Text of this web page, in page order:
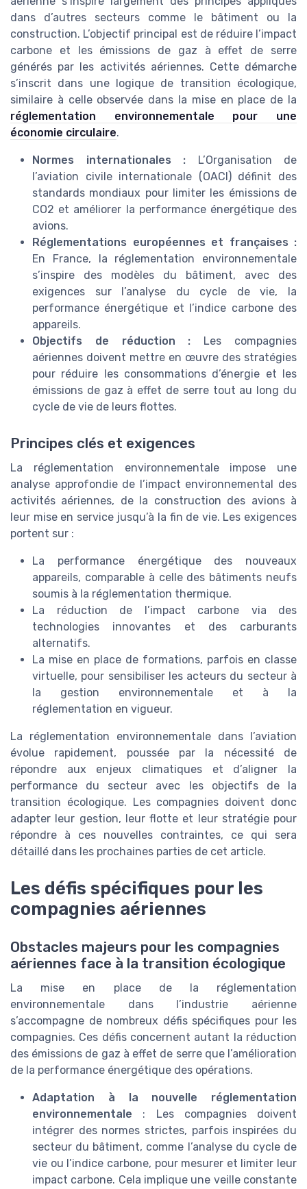
dans d’autres secteurs comme le bâtiment ou la
construction. L’objectif principal est de réduire l’impact
carbone et les émissions de gaz à effet de serre
générés par les activités aériennes. Cette démarche
s’inscrit dans une logique de transition écologique,
similaire à celle observée dans la mise en place de la
réglementation environnementale pour une
économie circulaire.
Normes internationales : L’Organisation de
l’aviation civile internationale (OACI) définit des
standards mondiaux pour limiter les émissions de
CO2 et améliorer la performance énergétique des
avions.
Réglementations européennes et françaises :
En France, la réglementation environnementale
s’inspire des modèles du bâtiment, avec des
exigences sur l’analyse du cycle de vie, la
performance énergétique et l’indice carbone des
appareils.
Objectifs de réduction : Les compagnies
aériennes doivent mettre en œuvre des stratégies
pour réduire les consommations d’énergie et les
émissions de gaz à effet de serre tout au long du
cycle de vie de leurs flottes.
Principes clés et exigences
La réglementation environnementale impose une
analyse approfondie de l’impact environnemental des
activités aériennes, de la construction des avions à
leur mise en service jusqu’à la fin de vie. Les exigences
portent sur :
La performance énergétique des nouveaux
appareils, comparable à celle des bâtiments neufs
soumis à la réglementation thermique.
La réduction de l’impact carbone via des
technologies innovantes et des carburants
alternatifs.
La mise en place de formations, parfois en classe
virtuelle, pour sensibiliser les acteurs du secteur à
la gestion environnementale et à la
réglementation en vigueur.
La réglementation environnementale dans l’aviation
évolue rapidement, poussée par la nécessité de
répondre aux enjeux climatiques et d’aligner la
performance du secteur avec les objectifs de la
transition écologique. Les compagnies doivent donc
adapter leur gestion, leur flotte et leur stratégie pour
répondre à ces nouvelles contraintes, ce qui sera
détaillé dans les prochaines parties de cet article.
Les défis spécifiques pour les
compagnies aériennes
Obstacles majeurs pour les compagnies
aériennes face à la transition écologique
La mise en place de la réglementation
environnementale dans l’industrie aérienne
s’accompagne de nombreux défis spécifiques pour les
compagnies. Ces défis concernent autant la réduction
des émissions de gaz à effet de serre que l’amélioration
de la performance énergétique des opérations.
Adaptation à la nouvelle réglementation
environnementale : Les compagnies doivent
intégrer des normes strictes, parfois inspirées du
secteur du bâtiment, comme l’analyse du cycle de
vie ou l’indice carbone, pour mesurer et limiter leur
impact carbone. Cela implique une veille constante